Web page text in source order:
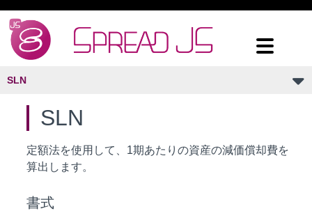
SLN
SLN
定額法を使用して、1期あたりの資産の減価償却費を
算出します。
書式